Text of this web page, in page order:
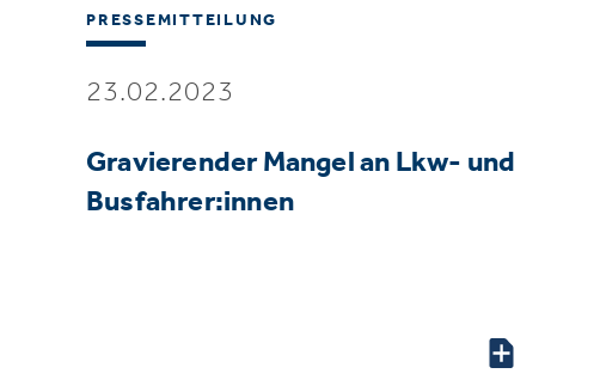
PRESSEMITTEILUNG
23.02.2023
Gravierender Mangel an Lkw- und
Busfahrer:innen